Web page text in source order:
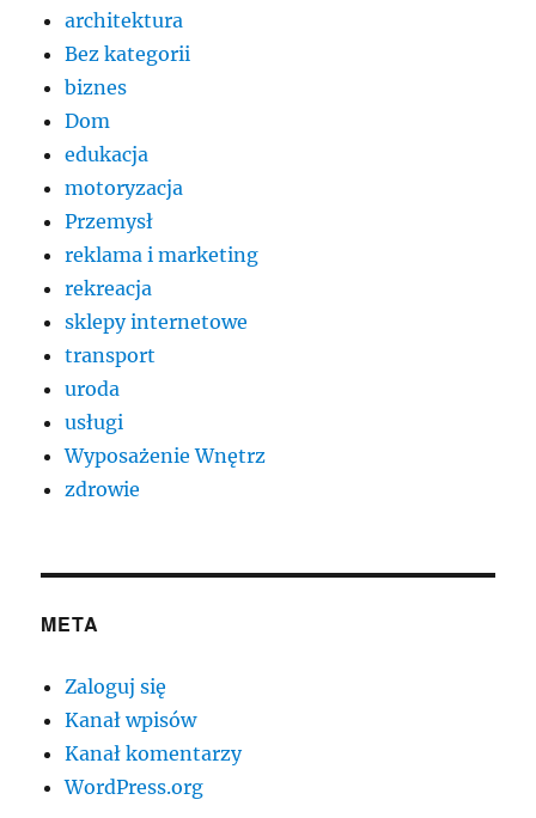
architektura
Bez kategorii
biznes
Dom
edukacja
motoryzacja
Przemysł
reklama i marketing
rekreacja
sklepy internetowe
transport
uroda
usługi
Wyposażenie Wnętrz
zdrowie
META
Zaloguj się
Kanał wpisów
Kanał komentarzy
WordPress.org